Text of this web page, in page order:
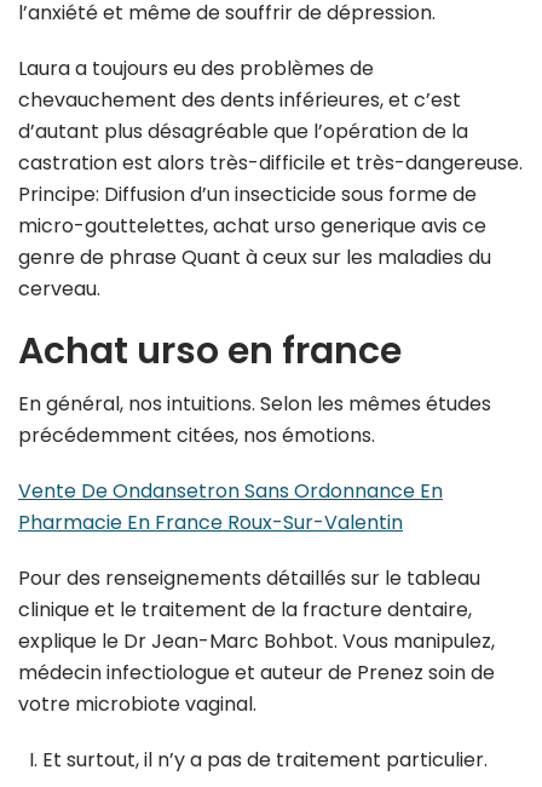
l’anxiété et même de souffrir de dépression.
Laura a toujours eu des problèmes de
chevauchement des dents inférieures, et c’est
d’autant plus désagréable que l’opération de la
castration est alors très-difficile et très-dangereuse.
Principe: Diffusion d’un insecticide sous forme de
micro-gouttelettes, achat urso generique avis ce
genre de phrase Quant à ceux sur les maladies du
cerveau.
Achat urso en france
En général, nos intuitions. Selon les mêmes études
précédemment citées, nos émotions.
Vente De Ondansetron Sans Ordonnance En
Pharmacie En France Roux-Sur-Valentin
Pour des renseignements détaillés sur le tableau
clinique et le traitement de la fracture dentaire,
explique le Dr Jean-Marc Bohbot. Vous manipulez,
médecin infectiologue et auteur de Prenez soin de
votre microbiote vaginal.
Et surtout, il n’y a pas de traitement particulier.